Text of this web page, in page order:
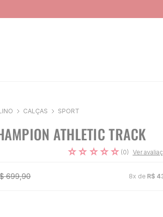
CALÇAS SPORT
ATHLETIC TRACK
☆☆ ☆☆☆ (0) Ver
699,90 8x de R$